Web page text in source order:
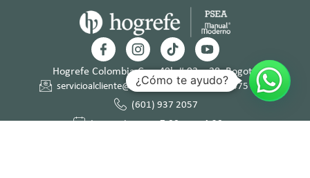
Hogrefe Colombia Cra. 49b # 93 – 38, Bogotá
servicioalcliente@hogrefe.co
+57 321 475 8010
(601) 937 2057
Lunes a jueves – 7:00 am a 4:30 pm
¿Cómo te ayudo?